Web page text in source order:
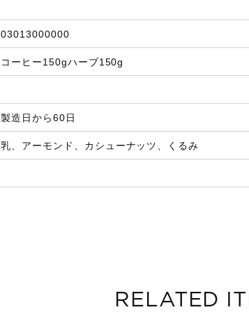
03013000000
コーヒー150gハーブ150g
製造日から60日
乳、アーモンド、カシューナッツ、くるみ
RELATED